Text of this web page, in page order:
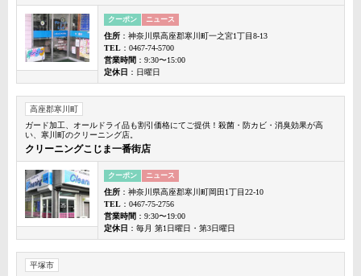
クーポン ニュース
住所 ：神奈川県高座郡寒川町一之宮1丁目8-13
TEL ：0467-74-5700
営業時間 ：9:30〜15:00
定休日 ：日曜日
高座郡寒川町
ガード加工、オールドライ品も割引価格にてご提供！殺菌・防カビ・消臭効果が高
い、寒川町のクリーニング店。
クリーニングこじま一番街店
クーポン ニュース
住所 ：神奈川県高座郡寒川町岡田1丁目22-10
TEL ：0467-75-2756
営業時間 ：9:30〜19:00
定休日 ：毎月 第1日曜日・第3日曜日
平塚市